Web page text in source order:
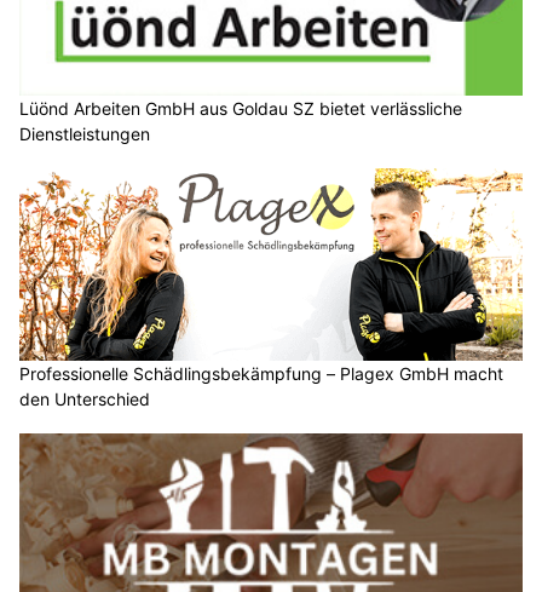
Lüönd Arbeiten GmbH aus Goldau SZ bietet verlässliche
Dienstleistungen
Professionelle Schädlingsbekämpfung – Plagex GmbH macht
den Unterschied